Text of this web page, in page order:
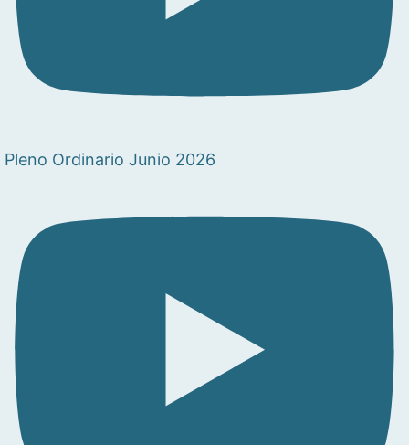
Pleno Ordinario Junio 2026